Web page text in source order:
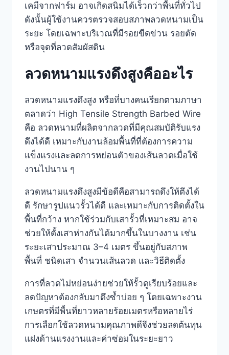
เคมีจากฟาร์ม อาจเกิดสนิมได้เร็วกว่าพื้นที่ทั่วไป
ดังนั้นผู้ใช้งานควรตรวจสอบสภาพลวดหนามเป็น
ระยะ โดยเฉพาะบริเวณที่มีรอยขีดข่วน รอยตัด
หรือจุดที่ลวดสัมผัสดิน
ลวดหนามแรงดึงสูงคืออะไร
ลวดหนามแรงดึงสูง หรือที่บางคนเรียกตามภาษา
ตลาดว่า High Tensile Strength Barbed Wire
คือ ลวดหนามที่ผลิตจากลวดที่มีคุณสมบัติรับแรง
ดึงได้ดี เหมาะกับงานล้อมพื้นที่ที่ต้องการความ
แข็งแรงและลดการหย่อนตัวของเส้นลวดเมื่อใช้
งานไปนาน ๆ
ลวดหนามแรงดึงสูงมีข้อดีคือสามารถดึงให้ตึงได้
ดี รักษารูปแนวรั้วได้ดี และเหมาะกับการติดตั้งใน
พื้นที่กว้าง หากใช้ร่วมกับเสารั้วที่เหมาะสม อาจ
ช่วยให้ตั้งเสาห่างกันได้มากขึ้นในบางงาน เช่น
ระยะเสาประมาณ 3–4 เมตร ขึ้นอยู่กับสภาพ
พื้นที่ ชนิดเสา จำนวนเส้นลวด และวิธีติดตั้ง
การที่ลวดไม่หย่อนง่ายช่วยให้รั้วดูเรียบร้อยและ
ลดปัญหาต้องกลับมาดึงซ้ำบ่อย ๆ โดยเฉพาะงาน
เกษตรที่มีพื้นที่ยาวหลายร้อยเมตรหรือหลายไร่
การเลือกใช้ลวดหนามคุณภาพดีจึงช่วยลดต้นทุน
แฝงด้านแรงงานและค่าซ่อมในระยะยาว